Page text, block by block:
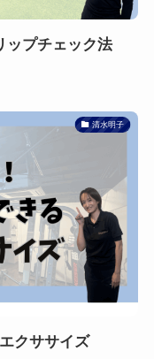
ップチェック法
清水明子
クササイズ